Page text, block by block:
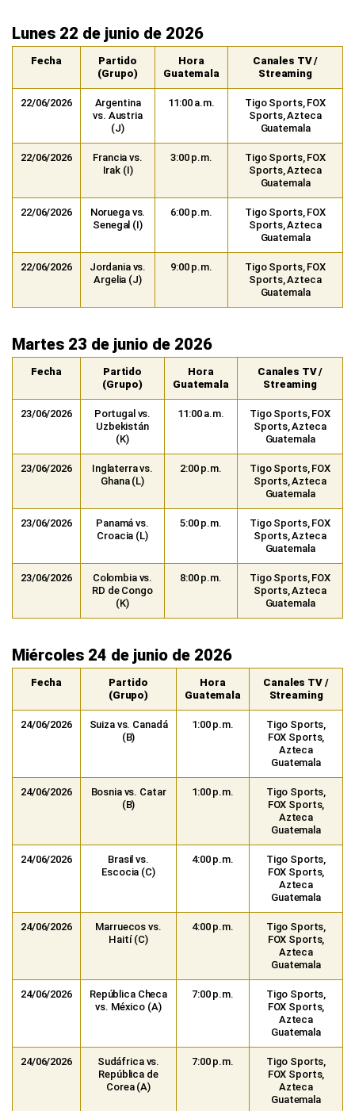
Lunes 22 de junio de 2026
Fecha
Partido
(Grupo)
Hora
Guatemala
Canales TV /
Streaming
22/06/2026
Argentina
vs. Austria
(J)
11:00 a.m.
Tigo Sports, FOX
Sports, Azteca
Guatemala
22/06/2026
Francia vs.
Irak (I)
3:00 p.m.
Tigo Sports, FOX
Sports, Azteca
Guatemala
22/06/2026
Noruega vs.
Senegal (I)
6:00 p.m.
Tigo Sports, FOX
Sports, Azteca
Guatemala
22/06/2026
Jordania vs.
Argelia (J)
9:00 p.m.
Tigo Sports, FOX
Sports, Azteca
Guatemala
Martes 23 de junio de 2026
Fecha
Partido
(Grupo)
Hora
Guatemala
Canales TV /
Streaming
23/06/2026
Portugal vs.
Uzbekistán
(K)
11:00 a.m.
Tigo Sports, FOX
Sports, Azteca
Guatemala
23/06/2026
Inglaterra vs.
Ghana (L)
2:00 p.m.
Tigo Sports, FOX
Sports, Azteca
Guatemala
23/06/2026
Panamá vs.
Croacia (L)
5:00 p.m.
Tigo Sports, FOX
Sports, Azteca
Guatemala
23/06/2026
Colombia vs.
RD de Congo
(K)
8:00 p.m.
Tigo Sports, FOX
Sports, Azteca
Guatemala
Miércoles 24 de junio de 2026
Fecha
Partido
(Grupo)
Hora
Guatemala
Canales TV /
Streaming
24/06/2026
Suiza vs. Canadá
(B)
1:00 p.m.
Tigo Sports,
FOX Sports,
Azteca
Guatemala
24/06/2026
Bosnia vs. Catar
(B)
1:00 p.m.
Tigo Sports,
FOX Sports,
Azteca
Guatemala
24/06/2026
Brasil vs.
Escocia (C)
4:00 p.m.
Tigo Sports,
FOX Sports,
Azteca
Guatemala
24/06/2026
Marruecos vs.
Haití (C)
4:00 p.m.
Tigo Sports,
FOX Sports,
Azteca
Guatemala
24/06/2026
República Checa
vs. México (A)
7:00 p.m.
Tigo Sports,
FOX Sports,
Azteca
Guatemala
24/06/2026
Sudáfrica vs.
República de
Corea (A)
7:00 p.m.
Tigo Sports,
FOX Sports,
Azteca
Guatemala